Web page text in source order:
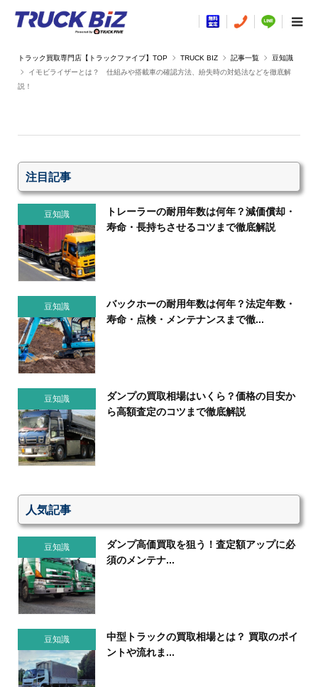
TRUCK BIZ 記事一覧
豆知識
イモビライザーとは？ 仕組みや搭載車の確認方法、紛失時の対処法などを徹底解
説！
注目記事
豆知識
トレーラーの耐用年数は何年？減価償却・
寿命・長持ちさせるコツまで徹底解説
豆知識
バックホーの耐用年数は何年？法定年数・
寿命・点検・メンテナンスまで徹...
豆知識
ダンプの買取相場はいくら？価格の目安か
ら高額査定のコツまで徹底解説
人気記事
豆知識
ダンプ高価買取を狙う！査定額アップに必
須のメンテナ...
豆知識
中型トラックの買取相場とは？ 買取のポイ
ントや流れま...